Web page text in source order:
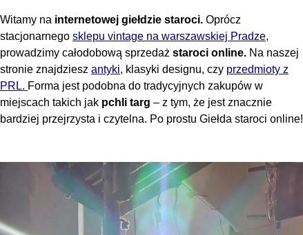
Witamy na internetowej giełdzie staroci. Oprócz
stacjonarnego sklepu vintage na warszawskiej Pradze,
prowadzimy całodobową sprzedaż staroci online. Na naszej
stronie znajdziesz antyki, klasyki designu, czy przedmioty z
PRL. Forma jest podobna do tradycyjnych zakupów w
miejscach takich jak pchli targ – z tym, że jest znacznie
bardziej przejrzysta i czytelna. Po prostu Giełda staroci online!